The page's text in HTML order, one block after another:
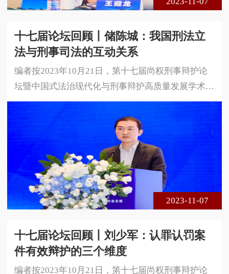
十七届论坛回顾丨储陈城：我国刑法立
法与刑事司法的互动关系
编者按2023年10月21日，第十七届尚权刑事辩护论
坛暨中国式法治现代化与刑事辩护高质量发展学术研
讨会在安徽省合肥市成功举办。本届论坛由安徽大学
法学院、中国政法大学国家法律援助研究院与北京尚
权律师事务所联合主办。论坛的主题是中国式法治现
代化与刑事辩护高质量发展。本届论坛采用线下、线
上相结合的方式进行，共300余名专家学者、法律实
务界人士莅临现场参会，在线实时收看达1 5万余人
次。以下是安徽大学法学院副教授储
2023-11-07
十七届论坛回顾丨刘少军：认罪认罚案
件有效辩护的三个维度
编者按2023年10月21日，第十七届尚权刑事辩护论